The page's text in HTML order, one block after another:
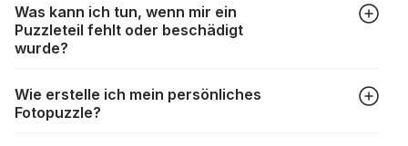
Was kann ich tun, wenn mir ein
Puzzleteil fehlt oder beschädigt
wurde?
aber trotzdem kann es vorkommen, dass Teile beschädigt
werden oder verloren gehen. Mit solchen Fällen gehen
Wie erstelle ich mein persönliches
Fotopuzzle?